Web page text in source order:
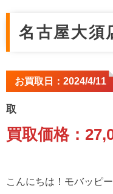
買取店舗情報
名古屋大須
お買取日：2024/4/11
取
買取価格：
こんにちは！モバッピ